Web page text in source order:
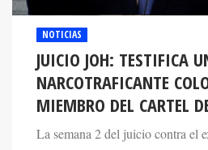
JUICIO JOH: TESTIFICA UN
NARCOTRAFICANTE
MIEMBRO DEL CARTEL
La semana 2 del juicio contra el
Honduras continúa con la